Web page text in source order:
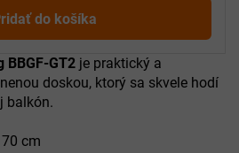
do košíka
BBGF-GT2 je praktický a
doskou, ktorý sa skvele hodí
balkón.
cm